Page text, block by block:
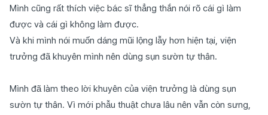
Mình cũng rất thích việc bác sĩ thẳng thắn nói rõ cái gì làm
được và cái gì không làm được.
Và khi mình nói muốn dáng mũi lộng lẫy hơn hiện tại, viện
trưởng đã khuyên mình nên dùng sụn sườn tự thân.
Mình đã làm theo lời khuyên của viện trưởng là dùng sụn
sườn tự thân. Vì mới phẫu thuật chưa lâu nên vẫn còn sưng,